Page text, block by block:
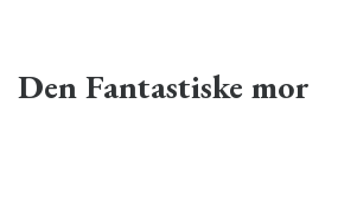
Den Fantastiske mor